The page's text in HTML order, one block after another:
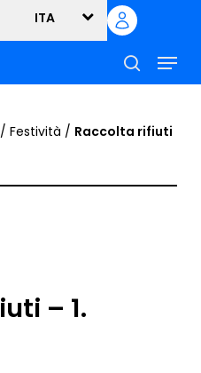
ITA
cerca
Menu
/ Festività / Raccolta rifiuti
– 1.